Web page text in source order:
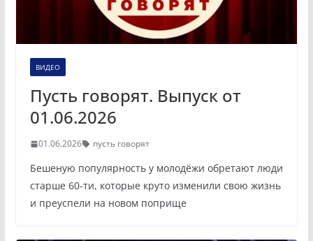
ВИДЕО
Пусть говорят. Выпуск от
01.06.2026
01.06.2026 пусть говорят
Бешеную популярность у молодёжи обретают люди
старше 60-ти, которые круто изменили свою жизнь
и преуспели на новом поприще